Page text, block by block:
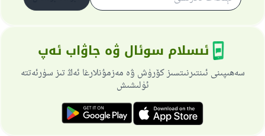
ئىسلام سوئال ۋە جاۋاب ئەپ
سەھىپىنى ئىنتىرنىتسىز كۆرۈش ۋە مەزمۇنلارغا ئەڭ تىز سۈرئەتتە
ئۈلىشىش